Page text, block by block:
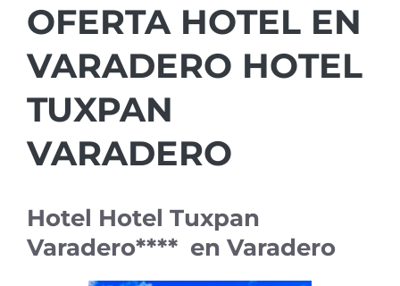
OFERTA HOTEL EN
VARADERO HOTEL
TUXPAN
VARADERO
Hotel Hotel Tuxpan
Varadero**** en Varadero